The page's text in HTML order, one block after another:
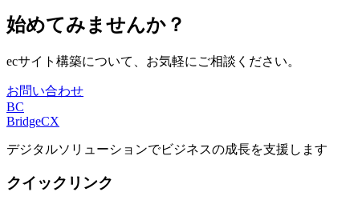
始めてみませんか？
ecサイト構築について、お気軽にご相談ください。
お問い合わせ
BC
BridgeCX
デジタルソリューションでビジネスの成長を支援します
クイックリンク